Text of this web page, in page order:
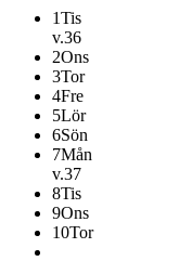
1Tis
v.36
2Ons
3Tor
4Fre
5Lör
6Sön
7Mån
v.37
8Tis
9Ons
10Tor